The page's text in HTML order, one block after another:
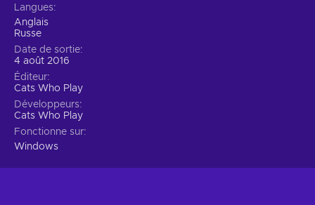
Langues
Anglais
Russe
Date de sortie
4 août 2016
Éditeur
Cats Who Play
Développeurs
Cats Who Play
Fonctionne sur
Windows